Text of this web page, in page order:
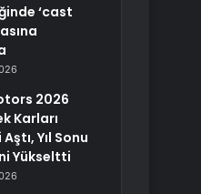
‘cast
2026
Karları
Yıl Sonu
Yükseltti